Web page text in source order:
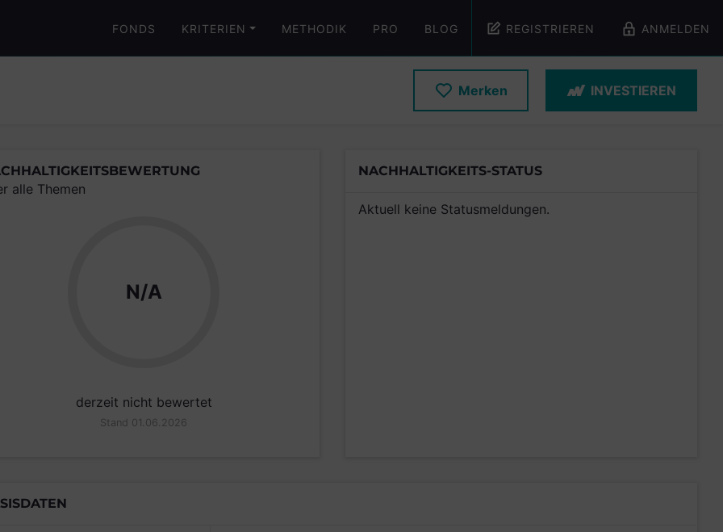
FONDS KRITERIEN METHODIK PRO BLOG REGISTRIEREN ANMELDEN
Merken INVESTIEREN
alle Themen
N/A
derzeit nicht bewertet
Stand 01.06.2026
NACHHALTIGKEITS-STATUS
Aktuell keine Statusmeldungen.